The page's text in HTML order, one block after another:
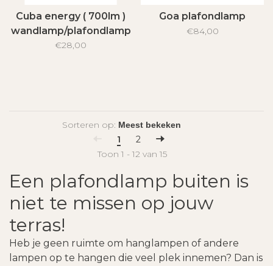
Cuba energy ( 700lm )
wandlamp/plafondlamp
€28,00
Goa plafondlamp
€84,00
Sorteren op:
1
2
Toon 1 - 12 van 15
Een plafondlamp buiten is
niet te missen op jouw
terras!
Heb je geen ruimte om hanglampen of andere
lampen op te hangen die veel plek innemen? Dan is